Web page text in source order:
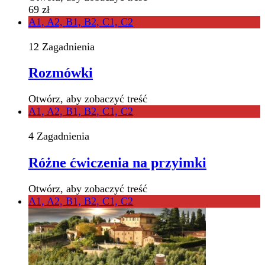
69 zł
A1, A2, B1, B2, C1, C2
12 Zagadnienia
Rozmówki
Otwórz, aby zobaczyć treść
A1, A2, B1, B2, C1, C2
4 Zagadnienia
Różne ćwiczenia na przyimki
Otwórz, aby zobaczyć treść
A1, A2, B1, B2, C1, C2